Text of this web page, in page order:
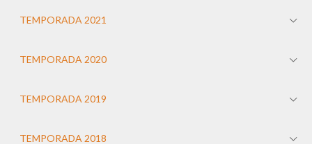
TEMPORADA 2021
TEMPORADA 2020
TEMPORADA 2019
TEMPORADA 2018